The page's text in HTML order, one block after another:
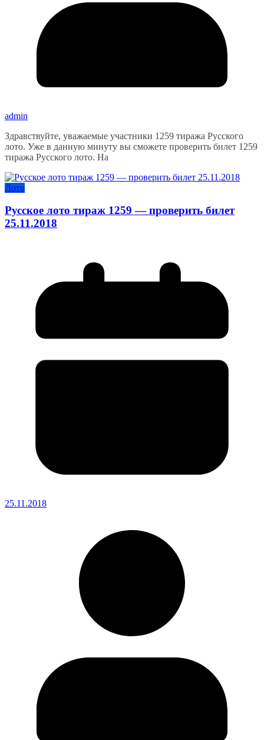
admin
Здравствуйте, уважаемые участники 1259 тиража Русского
лото. Уже в данную минуту вы сможете проверить билет 1259
тиража Русского лото. На
Лото
Русское лото тираж 1259 — проверить билет
25.11.2018
25.11.2018